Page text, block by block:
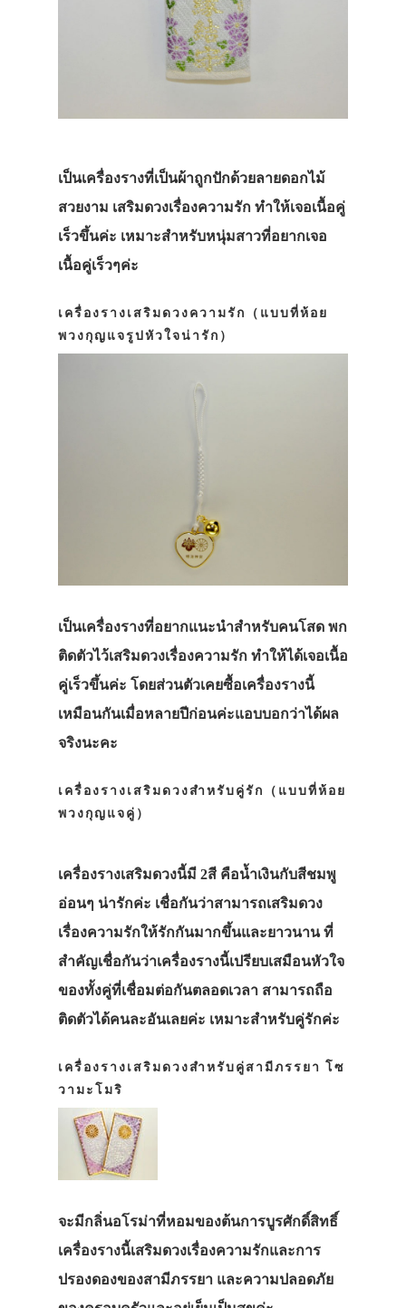
เป็นเครื่องรางที่เป็นผ้าถูกปักด้วยลายดอกไม้
สวยงาม เสริมดวงเรื่องความรัก ทำให้เจอเนื้อคู่
เร็วขึ้นค่ะ เหมาะสำหรับหนุ่มสาวที่อยากเจอ
เนื้อคู่เร็วๆค่ะ
เครื่องรางเสริมดวงความรัก（แบบที่ห้อย
พวงกุญแจรูปหัวใจน่ารัก）
เป็นเครื่องรางที่อยากแนะนำสำหรับคนโสด พก
ติดตัวไว้เสริมดวงเรื่องความรัก ทำให้ได้เจอเนื้อ
คู่เร็วขึ้นค่ะ โดยส่วนตัวเคยซื้อเครื่องรางนี้
เหมือนกันเมื่อหลายปีก่อนค่ะแอบบอกว่าได้ผล
จริงนะคะ
เครื่องรางเสริมดวงสำหรับคู่รัก（แบบที่ห้อย
พวงกุญแจคู่）
เครื่องรางเสริมดวงนี้มี 2สี คือน้ำเงินกับสีชมพู
อ่อนๆ น่ารักค่ะ เชื่อกันว่าสามารถเสริมดวง
เรื่องความรักให้รักกันมากขึ้นและยาวนาน ที่
สำคัญเชื่อกันว่าเครื่องรางนี้เปรียบเสมือนหัวใจ
ของทั้งคู่ที่เชื่อมต่อกันตลอดเวลา สามารถถือ
ติดตัวได้คนละอันเลยค่ะ เหมาะสำหรับคู่รักค่ะ
เครื่องรางเสริมดวงสำหรับคู่สามีภรรยา โซ
วามะโมริ
จะมีกลิ่นอโรม่าที่หอมของต้นการบูรศักดิ์สิทธิ์
เครื่องรางนี้เสริมดวงเรื่องความรักและการ
ปรองดองของสามีภรรยา และความปลอดภัย